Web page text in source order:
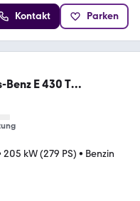
Kontakt Parken
E 430 T
205 kW (279 PS) • Benzin